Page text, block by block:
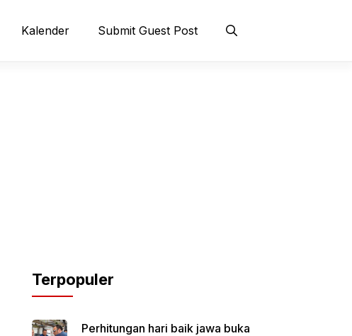
Kalender Submit Guest Post
Terpopuler
Perhitungan hari baik jawa buka